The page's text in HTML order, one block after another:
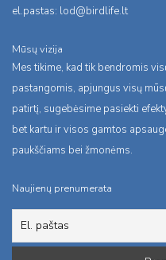
el.pastas: lod@birdlife.lt
Mūsų vizija
Mes tikime, kad tik bendromis
pastangomis, apjungus visų
patirtį, sugebėsime pasiekti
bet kartu ir visos gamtos
paukščiams bei žmonėms.
Naujienų prenumerata